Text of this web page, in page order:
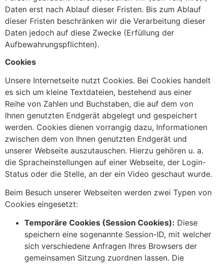
Daten erst nach Ablauf dieser Fristen. Bis zum Ablauf
dieser Fristen beschränken wir die Verarbeitung dieser
Daten jedoch auf diese Zwecke (Erfüllung der
Aufbewahrungspflichten).
Cookies
Unsere Internetseite nutzt Cookies. Bei Cookies handelt
es sich um kleine Textdateien, bestehend aus einer
Reihe von Zahlen und Buchstaben, die auf dem von
Ihnen genutzten Endgerät abgelegt und gespeichert
werden. Cookies dienen vorrangig dazu, Informationen
zwischen dem von Ihnen genutzten Endgerät und
unserer Webseite auszutauschen. Hierzu gehören u. a.
die Spracheinstellungen auf einer Webseite, der Login-
Status oder die Stelle, an der ein Video geschaut wurde.
Beim Besuch unserer Webseiten werden zwei Typen von
Cookies eingesetzt:
Temporäre Cookies (Session Cookies): Diese
speichern eine sogenannte Session-ID, mit welcher
sich verschiedene Anfragen Ihres Browsers der
gemeinsamen Sitzung zuordnen lassen. Die